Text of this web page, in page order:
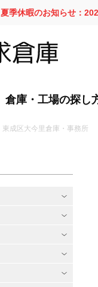
夏季休暇のお知らせ：
倉庫・工場の探し
東成区大今里倉庫・事務所